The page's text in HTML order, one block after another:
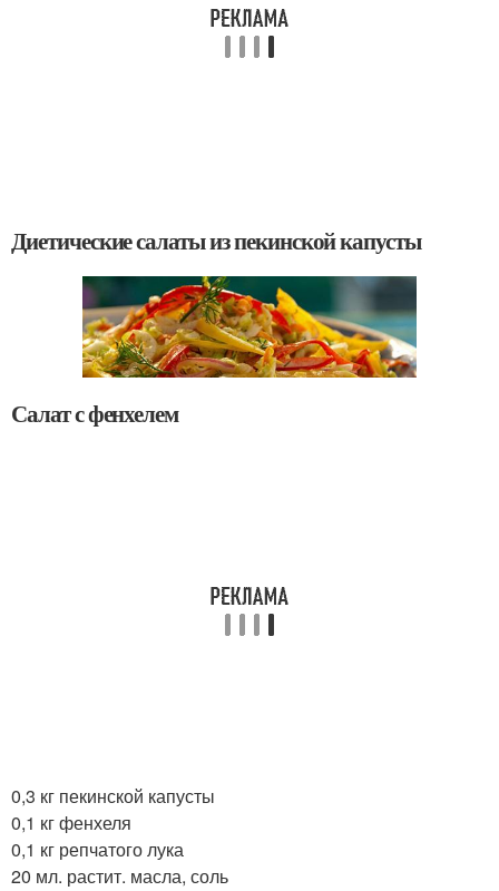
Диетические салаты из пекинской капусты
Салат с фенхелем
0,3 кг пекинской капусты
0,1 кг фенхеля
0,1 кг репчатого лука
20 мл. растит. масла, соль